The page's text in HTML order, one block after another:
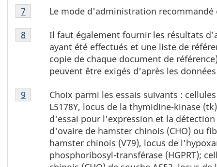
page
5
de
bas
de
page
Tableau
1
note
de
7
Le mode d'administration
7
Tableau
1
de
page
Il faut également fournir les résultats
ayant été effectués et une liste de
copie de chaque document de
peuvent être exigés d'après les
8
Tableau
1
Choix parmi les essais suivants :
L5178Y, locus de la thymidine-kinase
d'essai pour l'expression et la
d'ovaire de hamster chinois (CHO) ou
hamster chinois (V79), locus de
phosphoribosyl-transférase (HGPRT);
9